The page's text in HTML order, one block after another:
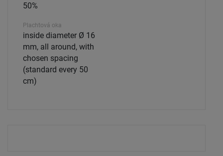
50%
Plachtová oka
inside diameter Ø 16
mm, all around, with
chosen spacing
(standard every 50
cm)